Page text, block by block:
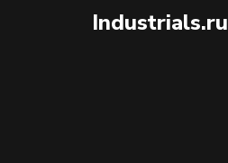
Industrials.ru